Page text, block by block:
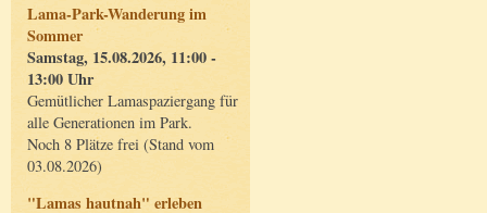
Lama-Park-Wanderung im
Sommer
Samstag, 15.08.2026, 11:00 -
13:00 Uhr
Gemütlicher Lamaspaziergang für
alle Generationen im Park.
Noch 8 Plätze frei (Stand vom
03.08.2026)
"Lamas hautnah" erleben